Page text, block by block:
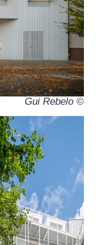
© Gui Rebelo